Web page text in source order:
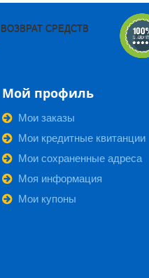
ВОЗВРАТ СРЕДСТВ
Мой профиль
Мои заказы
Мои кредитные квитанции
Мои сохраненные адреса
Моя информация
Мои купоны